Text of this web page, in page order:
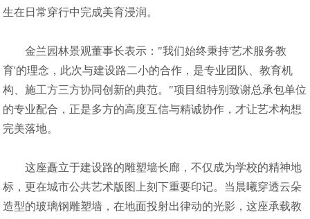
生在日常穿行中完成美育浸润。
金兰园林景观董事长表示："我们始终秉持'艺术服务教
育'的理念，此次与建设路二小的合作，是专业团队、教育机
构、施工方三方协同创新的典范。"项目组特别致谢总承包单位
的专业配合，正是多方的高度互信与精诚协作，才让艺术构想
完美落地。
这座矗立于建设路的雕塑墙长廊，不仅成为学校的精神地
标，更在城市公共艺术版图上刻下重要印记。当晨曦穿透云朵
造型的玻璃钢雕塑墙，在地面投射出律动的光影，这座承载教